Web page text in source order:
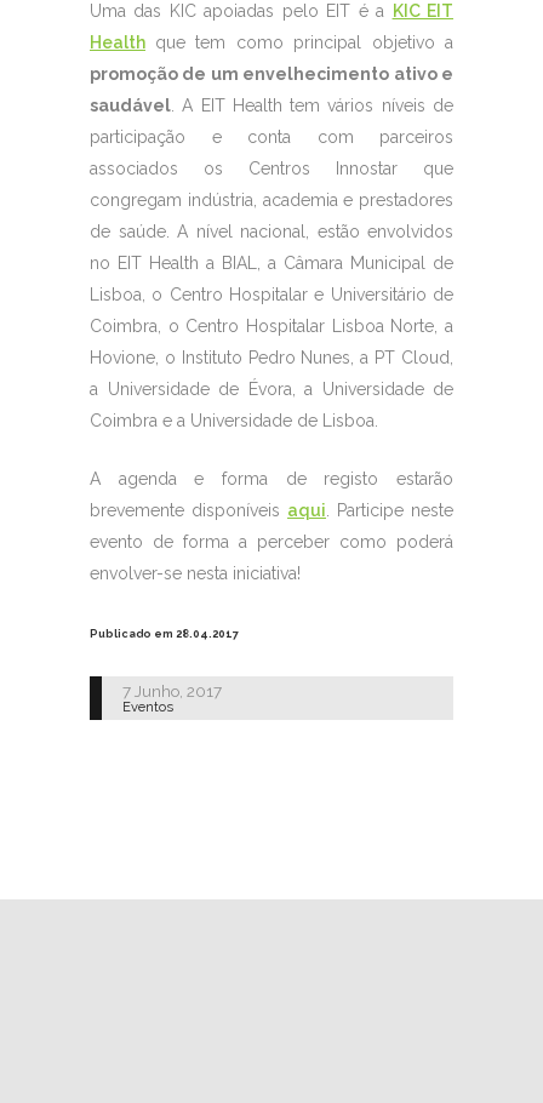
Uma das KIC apoiadas pelo EIT é a
KIC EIT
Health que tem como principal objetivo a
promoção de um envelhecimento ativo e
saudável . A EIT Health tem vários níveis de
participação e conta com parceiros
associados os Centros Innostar que
congregam indústria, academia e prestadores
de saúde. A nível nacional, estão envolvidos
no EIT Health a BIAL, a Câmara Municipal de
Lisboa, o Centro Hospitalar e Universitário de
Coimbra, o Centro Hospitalar Lisboa Norte, a
Hovione, o Instituto Pedro Nunes, a PT Cloud,
a Universidade de Évora, a Universidade de
Coimbra e a Universidade de Lisboa.
A agenda e forma de registo estarão
brevemente disponíveis aqui . Participe neste
evento de forma a perceber como poderá
envolver-se nesta iniciativa!
Publicado em 28.04.2017
7 Junho, 2017
Eventos